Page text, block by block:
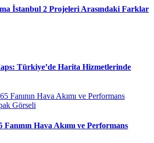
İstanbul 2 Projeleri Arasındaki Farklar
Türkiye’de Harita Hizmetlerinde
Hava Akımı ve Performans